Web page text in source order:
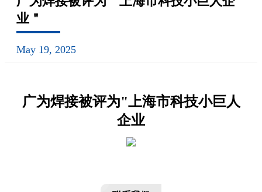
业＂
May 19, 2025
广为焊接被评为"上海市科技小巨人
企业